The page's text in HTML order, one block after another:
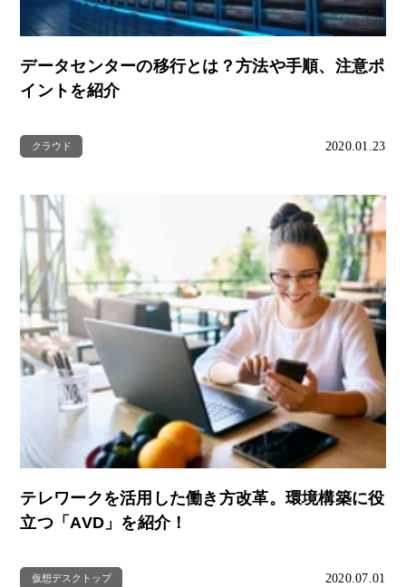
データセンターの移行とは？方法や手順、注意ポ
イントを紹介
クラウド 2020.01.23
テレワークを活用した働き方改革。環境構築に役
立つ「AVD」を紹介！
仮想デスクトップ 2020.07.01